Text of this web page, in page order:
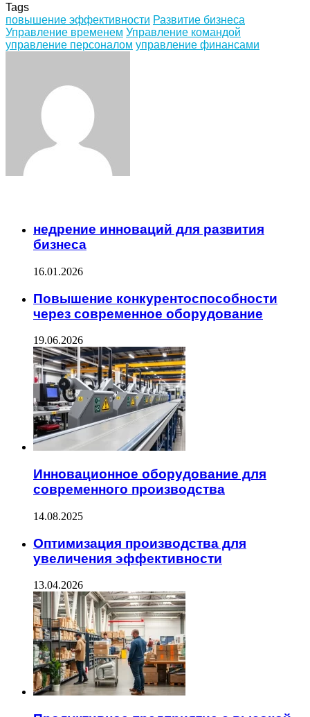
Tags
повышение эффективности Развитие бизнеса
Управление временем Управление командой
управление персоналом управление финансами
недрение инноваций для развития
бизнеса
16.01.2026
Повышение конкурентоспособности
через современное оборудование
19.06.2026
Инновационное оборудование для
современного производства
14.08.2025
Оптимизация производства для
увеличения эффективности
13.04.2026